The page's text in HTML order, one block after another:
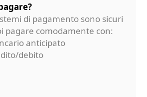
di pagamento sono sicuri
pagare comodamente con:
anticipato
debito